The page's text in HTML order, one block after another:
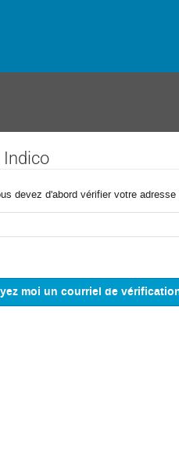
Indico
devez d'abord vérifier votre